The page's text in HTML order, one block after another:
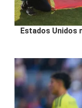
Estados Unidos